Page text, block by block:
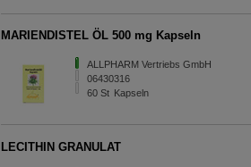
MARIENDISTEL ÖL 500 mg Kapseln
ALLPHARM Vertriebs GmbH
06430316
60St Kapseln
LECITHIN GRANULAT